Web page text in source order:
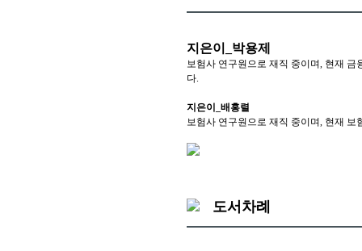
지은이_박용제
보험사 연구원으로 재직 중이며, 현재
다.
지은이_배홍렬
보험사 연구원으로 재직 중이며, 현재 보
도서차례